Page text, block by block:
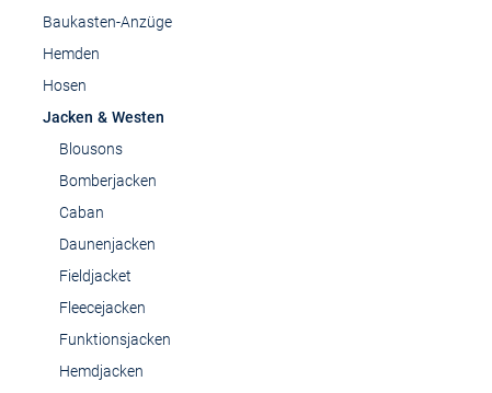
Baukasten-Anzüge
Hemden
Hosen
Jacken & Westen
Blousons
Bomberjacken
Caban
Daunenjacken
Fieldjacket
Fleecejacken
Funktionsjacken
Hemdjacken